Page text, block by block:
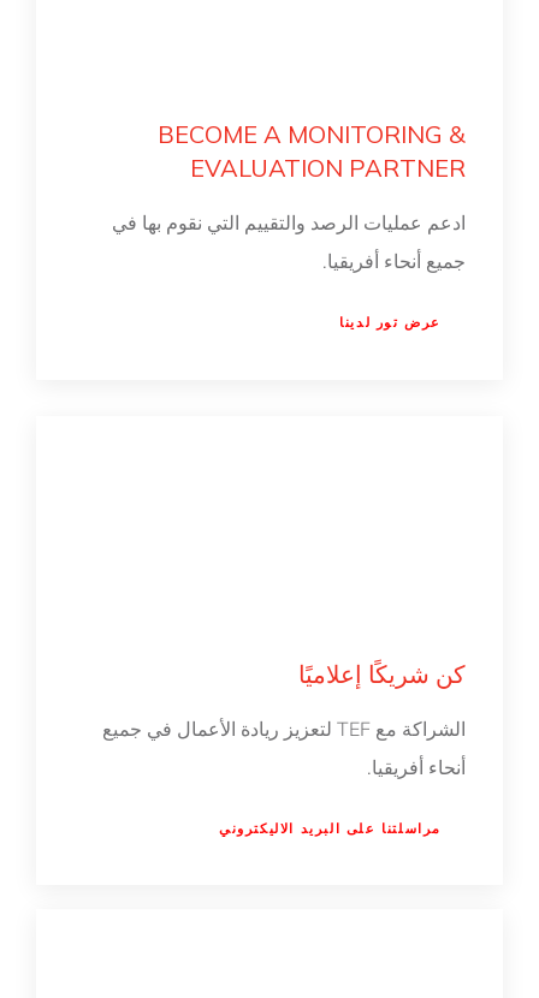
BECOME A MONITORING &
EVALUATION PARTNER
ادعم عمليات الرصد والتقييم التي نقوم بها في
جميع أنحاء أفريقيا.
عرض تور لدينا
كن شريكًا إعلاميًا
الشراكة مع TEF لتعزيز ريادة الأعمال في جميع
أنحاء أفريقيا.
مراسلتنا على البريد الاليكتروني